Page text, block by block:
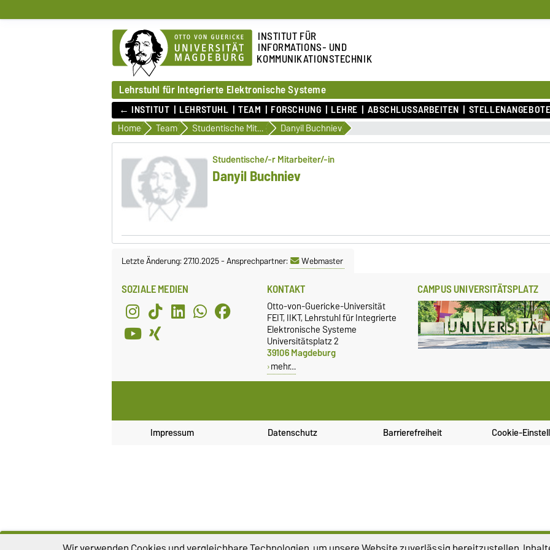
INSTITUT FÜR
INFORMATIONS- UND
KOMMUNIKATIONSTECHNIK
Lehrstuhl für Integrierte Elektronische Systeme
← INSTITUT LEHRSTUHL TEAM FORSCHUNG LEHRE ABSCHLUSSARBEITEN STELLENANGEBOTE
Home Team Studentische Mitarbeiterinnen und Mitarbeiter Danyil Buchniev
Studentische/-r Mitarbeiter/-in
Danyil Buchniev
Letzte Änderung: 27.10.2025-Ansprechpartner: Webmaster
SOZIALE MEDIEN KONTAKT
Otto-von-Guericke-Universität
FEIT, IIKT, Lehrstuhl für Integrierte
Elektronische Systeme
Universitätsplatz 2
39106 Magdeburg
mehr…
CAMPUS UNIVERSITÄTSPLATZ
Impressum Datenschutz Barrierefreiheit Cookie-